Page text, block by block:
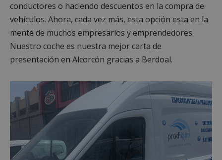
conductores o haciendo descuentos en la compra de
vehículos. Ahora, cada vez más, esta opción esta en la
mente de muchos empresarios y emprendedores.
Nuestro coche es nuestra mejor carta de
presentación en Alcorcón gracias a Berdoal.